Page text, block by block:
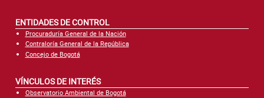
ENTIDADES DE CONTROL
Procuraduría General de la Nación
Contraloría General de la República
Concejo de Bogotá
VÍNCULOS DE INTERÉS
Observatorio Ambiental de Bogotá